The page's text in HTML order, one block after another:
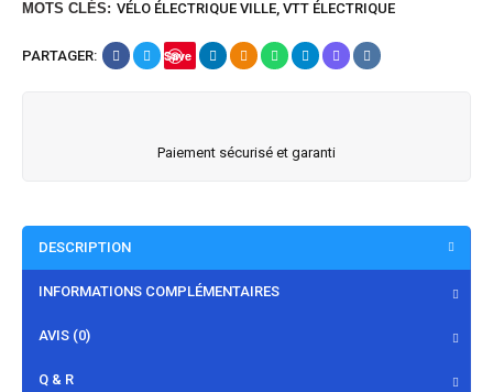
MOTS CLÉS: VÉLO ÉLECTRIQUE VILLE, VTT ÉLECTRIQUE
PARTAGER: Save
Paiement sécurisé et garanti
DESCRIPTION
INFORMATIONS COMPLÉMENTAIRES
AVIS (0)
Q & R